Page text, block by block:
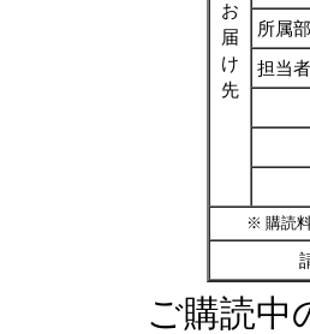
お
届
け
先
所属
担当
※ 購読料の
ご購読中